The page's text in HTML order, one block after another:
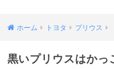
ホーム トヨタ プリウス
黒いプリウスはかっ